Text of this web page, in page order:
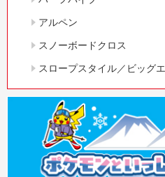
アルペン
スノーボードクロス
スロープスタイル／ビッグ